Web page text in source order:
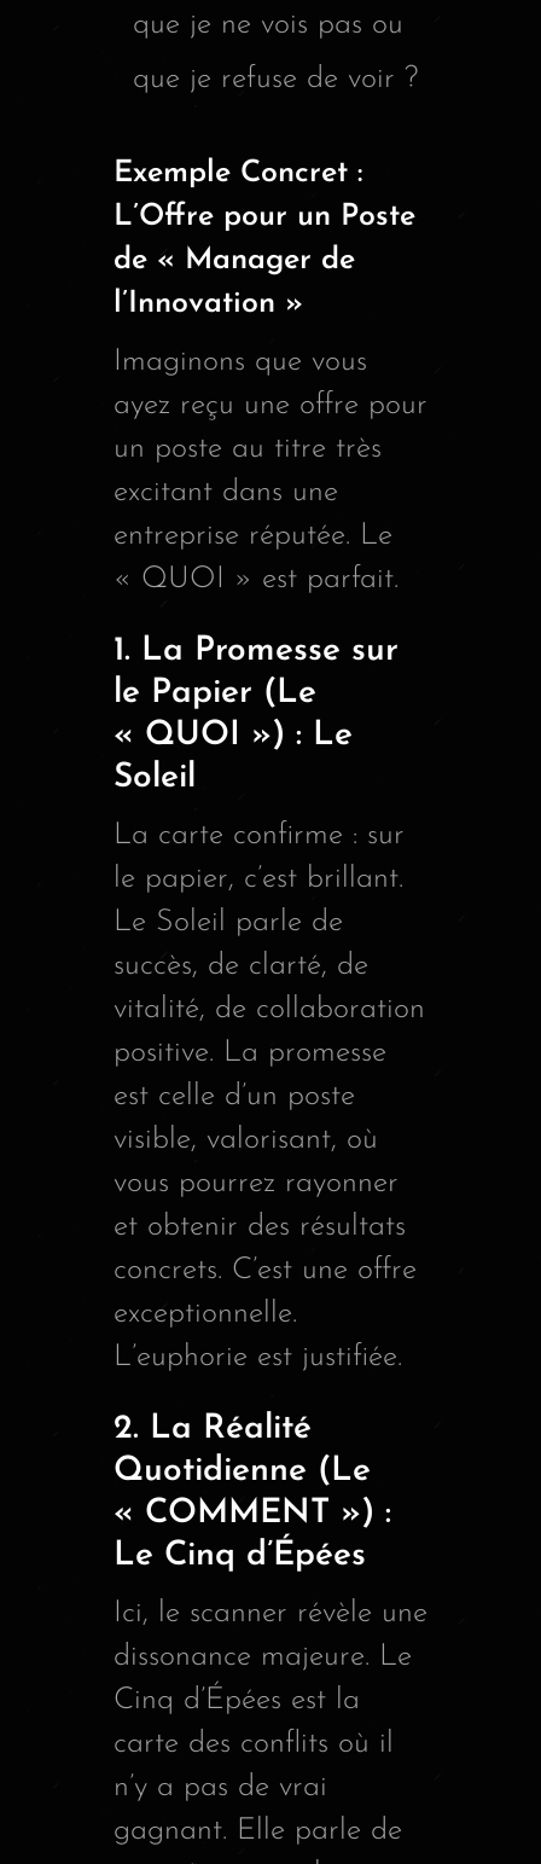
que je ne vois pas ou
que je refuse de voir ?
Exemple Concret :
L’Offre pour un Poste
de « Manager de
l’Innovation »
Imaginons que vous
ayez reçu une offre pour
un poste au titre très
excitant dans une
entreprise réputée. Le
« QUOI » est parfait.
1. La Promesse sur
le Papier (Le
« QUOI ») : Le
Soleil
La carte confirme : sur
le papier, c’est brillant.
Le Soleil parle de
succès, de clarté, de
vitalité, de collaboration
positive. La promesse
est celle d’un poste
visible, valorisant, où
vous pourrez rayonner
et obtenir des résultats
concrets. C’est une offre
exceptionnelle.
L’euphorie est justifiée.
2. La Réalité
Quotidienne (Le
« COMMENT ») :
Le Cinq d’Épées
Ici, le scanner révèle une
dissonance majeure. Le
Cinq d’Épées est la
carte des conflits où il
n’y a pas de vrai
gagnant. Elle parle de